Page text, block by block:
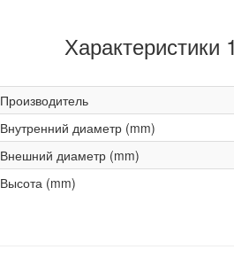
Производитель
Внутренний диаметр (mm)
Внешний диаметр (mm)
Высота (mm)